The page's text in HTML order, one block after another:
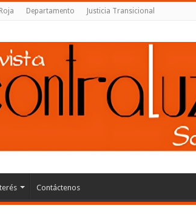
Departamento Justicia Transicional
Contáctenos